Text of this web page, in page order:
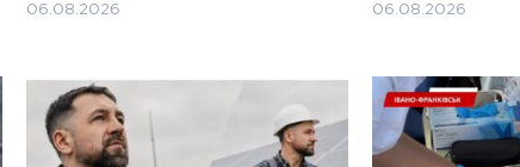
06.08.2026 06.08.2026